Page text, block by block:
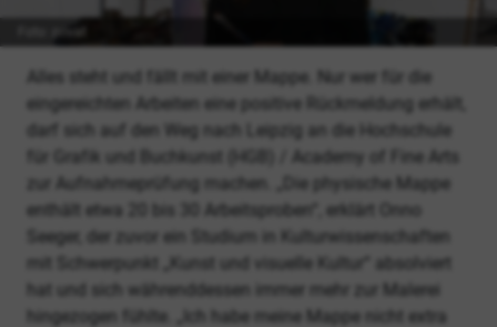
Alles steht und fällt mit einer Mappe. Nur wer für die
eingereichten Arbeiten eine positive Rückmeldung erhält,
darf sich auf den Weg nach Leipzig an die Hochschule
für Grafik und Buchkunst (HGB) / Academy of Fine Arts
zur Aufnahmeprüfung machen. „Die physische Mappe
enthält etwa 20 bis 30 Arbeitsproben“, erklärt Onno
Seeger, der zuvor ein Studium in Kulturwissenschaften
mit Schwerpunkt „Kunst und visuelle Kultur“ absolviert
hat und sich währenddessen immer mehr zur Malerei
hingezogen fühlte. „Ich habe meine Mappe nicht extra